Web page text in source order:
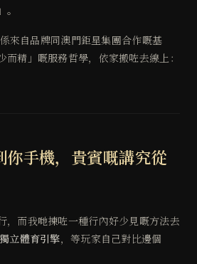
來自品牌同澳門鉅星集團合作嘅基
而精」嘅服務哲學，依家搬咗去線上：
你手機，貴賓嘅講究從
，而我哋揀咗一種行內好少見嘅方法去
立體育引擎，等玩家自己對比邊個